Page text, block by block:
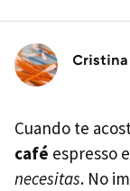
Cristina
Cuando te
café espresso
necesitas. No